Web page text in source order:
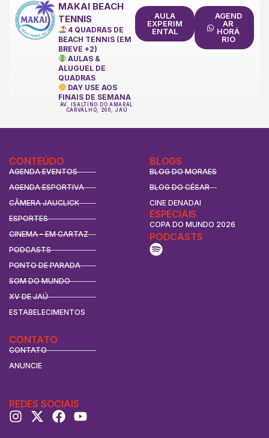
MAKAI BEACH
TENNIS
4 QUADRAS DE
BEACH TENNIS (EM
BREVE +2)
AULAS &
ALUGUEL DE
QUADRAS
DAY USE AOS
FINAIS DE SEMANA
AV. ISALTINO DO AMARAL
CARVALHO, 260, JAÚ
AULA
EXPERIM
ENTAL
AGEND
AR
HORÁ
RIO
CONTEÚDO
AGENDA EVENTOS
AGENDA ESPORTIVA
CÂMERA JAUCLICK
ESPORTES
CINEMA - EM CARTAZ
PODCASTS
PONTO DE PARADA
SOM DO MUNDO
XV DE JAÚ
ESTABELECIMENTOS
BLOGS
BLOG DO MORAES
BLOG DO CÉSAR
CINE DENADAI
ESPECIAIS
COPA DO MUNDO 2026
CONTATO
CONTATO
ANUNCIE
PODCASTS
REDES SOCIAIS